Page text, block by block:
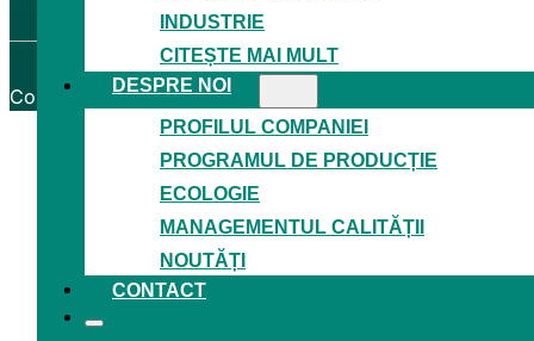
INDUSTRIE
CITEȘTE MAI MULT
DESPRE NOI
PROFILUL COMPANIEI
PROGRAMUL DE PRODUCȚIE
ECOLOGIE
MANAGEMENTUL CALITĂȚII
NOUTĂȚI
CONTACT
Copyright © 2026Granitol, a. s.